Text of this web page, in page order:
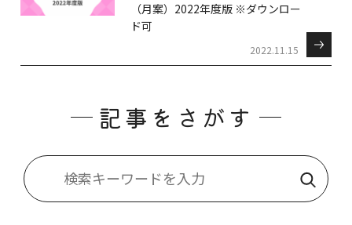
（月案）2022年度版 ※ダウンロー
ド可
2022.11.15
記事をさがす